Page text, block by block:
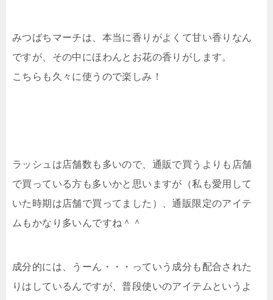
みつばちマーチは、本当に香りがよくて甘い香りなん
ですが、その中にほわんとお花の香りがします。
こちらも久々に使うので楽しみ！
ラッシュは店舗数も多いので、通販で買うよりも店舗
で買っている方も多いかと思いますが（私も愛用して
いた時期は店舗で買ってました）、通販限定のアイテ
ムもかなり多いんですね＾＾
成分的には、うーん・・・っていう成分も配合された
りはしているんですが、普段使いのアイテムというよ